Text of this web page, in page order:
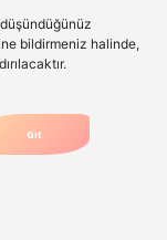
bildirmeniz halinde,